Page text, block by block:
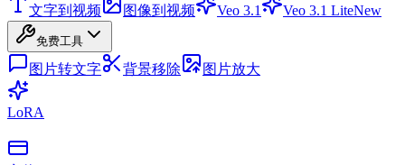
文字到视频 图像到视频 Veo 3.1 Veo 3.1 LiteNew
免费工具
图片转文字 背景移除 图片放大
LoRA